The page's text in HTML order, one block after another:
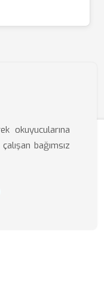
okuyucularına
bağımsız